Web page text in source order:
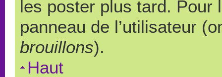
les poster plus tard. Pour
panneau de l’utilisateur
brouillons).
Haut